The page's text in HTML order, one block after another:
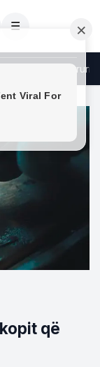
☰
i mirë për trurin,
që